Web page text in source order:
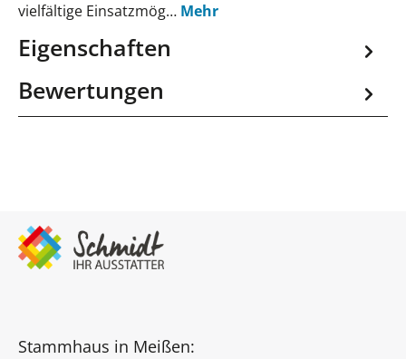
vielfältige Einsatzmög… Mehr
Eigenschaften
Bewertungen
Stammhaus in Meißen: